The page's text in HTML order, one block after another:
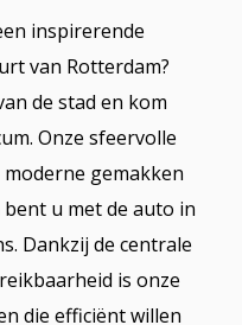
inspirerende
van Rotterdam?
de stad en kom
Onze sfeervolle
gemakken
u met de auto in
Dankzij de centrale
is onze
die efficiënt willen